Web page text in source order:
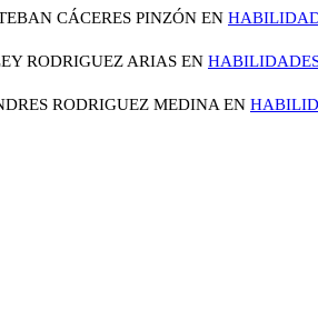
CÁCERES PINZÓN EN
RODRIGUEZ ARIAS EN
RODRIGUEZ MEDINA EN